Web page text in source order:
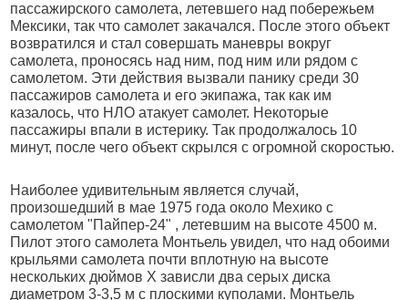
пассажирского самолета, летевшего над побережьем
Мексики, так что самолет закачался. После этого объект
возвратился и стал совершать маневры вокруг
самолета, проносясь над ним, под ним или рядом с
самолетом. Эти действия вызвали панику среди 30
пассажиров самолета и его экипажа, так как им
казалось, что НЛО атакует самолет. Некоторые
пассажиры впали в истерику. Так продолжалось 10
минут, после чего объект скрылся с огромной скоростью.
Наиболее удивительным является случай,
произошедший в мае 1975 года около Мехико с
самолетом "Пайпер-24" , летевшим на высоте 4500 м.
Пилот этого самолета Монтьель увидел, что над обоими
крыльями самолета почти вплотную на высоте
нескольких дюймов Х зависли два серых диска
диаметром 3-3,5 м с плоскими куполами. Монтьель